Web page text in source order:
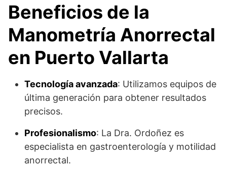
Beneficios de la
Manometría Anorrectal
en Puerto Vallarta
Tecnología avanzada: Utilizamos equipos de
última generación para obtener resultados
precisos.
Profesionalismo: La Dra. Ordoñez es
especialista en gastroenterología y motilidad
anorrectal.